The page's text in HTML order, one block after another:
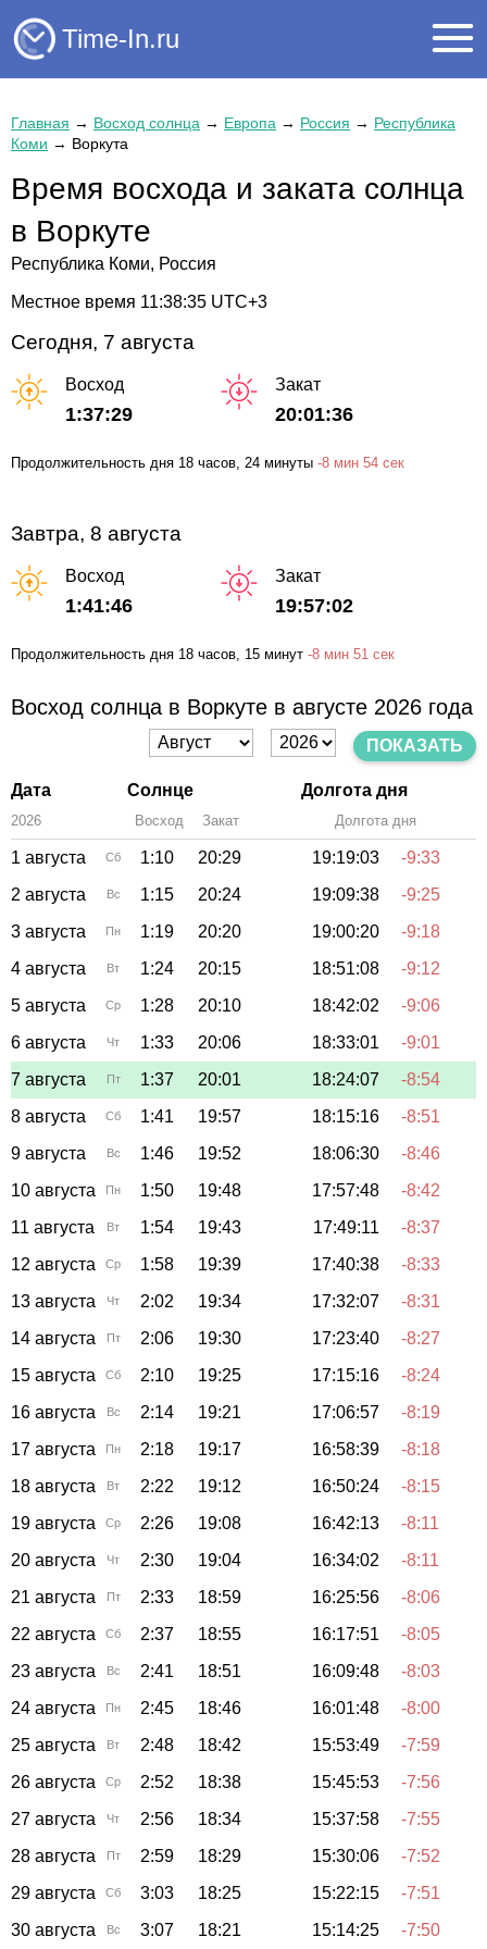
Time-In.ru
Главная → Восход солнца → Европа → Россия → Республика
Коми → Воркута
Время восхода и заката солнца
в Воркуте
Республика Коми, Россия
Местное время 11:38:36 UTC+3
Сегодня, 7 августа
Восход
1:37:29
Закат
20:01:36
Продолжительность дня 18 часов , 24 минуты -8 мин 54 сек
Завтра, 8 августа
Восход
1:41:46
Закат
19:57:02
Продолжительность дня 18 часов, 15 минут -8 мин 51 сек
Восход солнца в Воркуте в августе 2026 года
ПОКАЗАТЬ
Дата Солнце Долгота дня
2026 Восход Закат Долгота дня
1 августа Сб 1:10 20:29 19:19:03
-9:33
2 августа
Вс 1:15 20:24 19:09:38
-9:25
3 августа
Пн 1:19 20:20 19:00:20
-9:18
4 августа
Вт 1:24 20:15 18:51:08
-9:12
5 августа
Ср 1:28 20:10 18:42:02
-9:06
6 августа
Чт 1:33 20:06 18:33:01
-9:01
7 августа
Пт 1:37 20:01 18:24:07
-8:54
8 августа
Сб 1:41 19:57 18:15:16
-8:51
9 августа
Вс 1:46 19:52 18:06:30
-8:46
10 августа
Пн 1:50 19:48 17:57:48
-8:42
11 августа
Вт 1:54 19:43 17:49:11
-8:37
12 августа
Ср 1:58 19:39 17:40:38
-8:33
13 августа
Чт 2:02 19:34 17:32:07
-8:31
14 августа
Пт 2:06 19:30 17:23:40
-8:27
15 августа
Сб 2:10 19:25 17:15:16
-8:24
16 августа
Вс 2:14 19:21 17:06:57
-8:19
17 августа
Пн 2:18 19:17 16:58:39
-8:18
18 августа
Вт 2:22 19:12 16:50:24
-8:15
19 августа
Ср 2:26 19:08 16:42:13
-8:11
20 августа
Чт 2:30 19:04 16:34:02
-8:11
21 августа
Пт 2:33 18:59 16:25:56
-8:06
22 августа
Сб 2:37 18:55 16:17:51
-8:05
23 августа
Вс 2:41 18:51 16:09:48
-8:03
24 августа
Пн 2:45 18:46 16:01:48
-8:00
25 августа
Вт 2:48 18:42 15:53:49
-7:59
26 августа
Ср 2:52 18:38 15:45:53
-7:56
27 августа
Чт 2:56 18:34 15:37:58
-7:55
28 августа
Пт 2:59 18:29 15:30:06
-7:52
29 августа
Сб 3:03 18:25 15:22:15
-7:51
30 августа
Вс 3:07 18:21 15:14:25 -7:50